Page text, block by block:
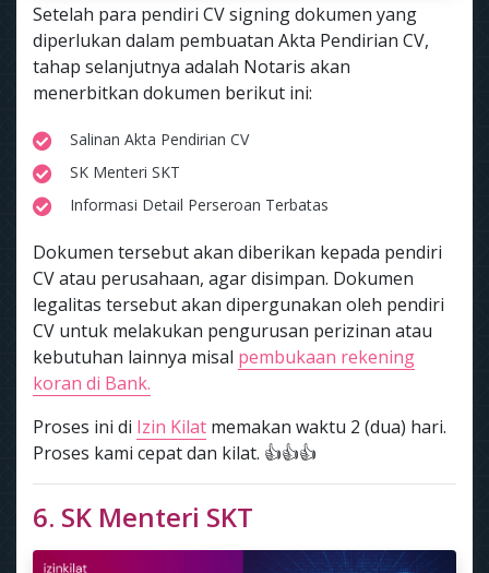
Setelah para pendiri CV signing dokumen yang
diperlukan dalam pembuatan Akta Pendirian CV,
tahap selanjutnya adalah Notaris akan
menerbitkan dokumen berikut ini:
Salinan Akta Pendirian CV
SK Menteri SKT
Informasi Detail Perseroan Terbatas
Dokumen tersebut akan diberikan kepada pendiri
CV atau perusahaan, agar disimpan. Dokumen
legalitas tersebut akan dipergunakan oleh pendiri
CV untuk melakukan pengurusan perizinan atau
kebutuhan lainnya misal pembukaan rekening
koran di Bank.
Proses ini di Izin Kilat memakan waktu 2 (dua) hari.
Proses kami cepat dan kilat. 👍👍👍
6. SK Menteri SKT